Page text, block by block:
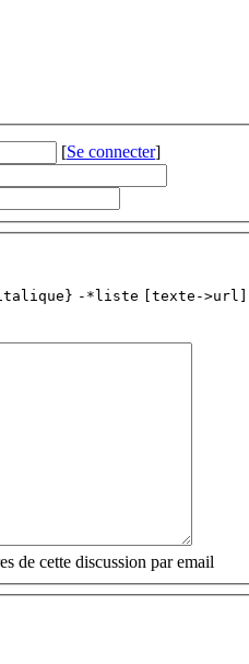
[Se connecter]
-*liste [texte->url]
de cette discussion par email